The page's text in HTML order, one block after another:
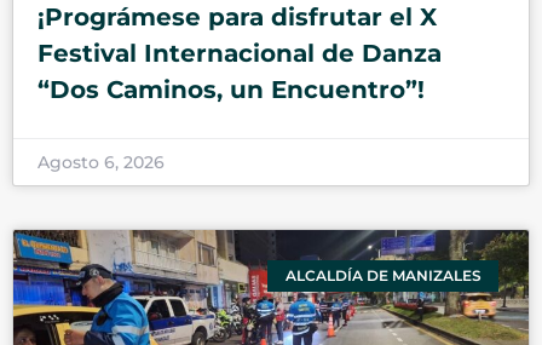
¡Prográmese para disfrutar el X
Festival Internacional de Danza
“Dos Caminos, un Encuentro”!
Agosto 6, 2026
ALCALDÍA DE MANIZALES